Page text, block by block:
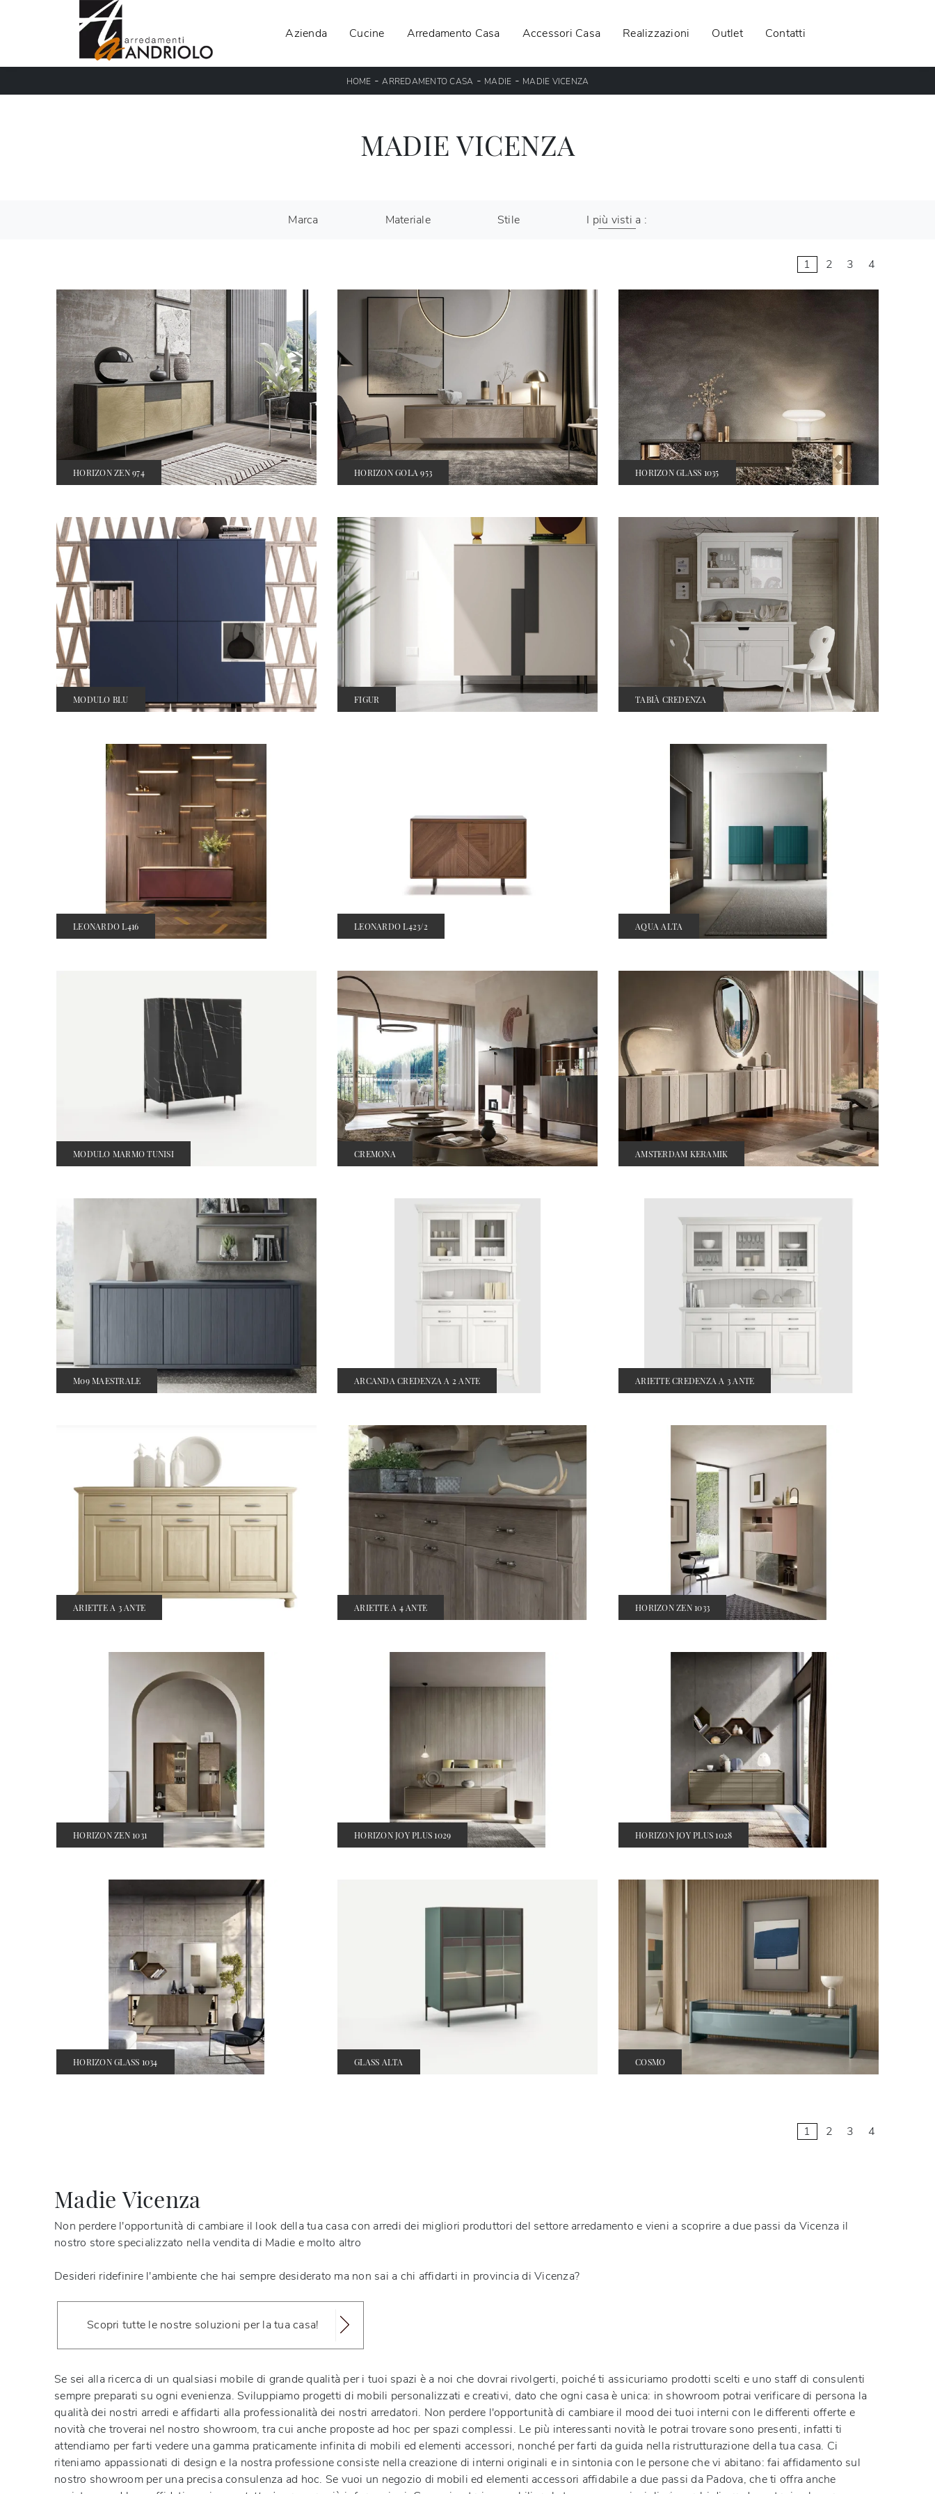
Azienda Cucine Arredamento Casa Accessori Casa Realizzazioni Outlet Contatti
HOME -ARREDAMENTO CASA - MADIE - MADIE VICENZA
MADIE VICENZA
Marca Materiale Stile I più visti a :
1 2 3 4
HORIZON ZEN 974 HORIZON GOLA 953 HORIZON GLASS 1035
MODULO BLU FIGUR TABIÀ CREDENZA
LEONARDO L416 LEONARDO L423/2 AQUA ALTA
MODULO MARMO TUNISI CREMONA AMSTERDAM KERAMIK
M09 MAESTRALE ARCANDA CREDENZA A 2 ANTE ARIETTE CREDENZA A 3 ANTE
ARIETTE A 3 ANTE ARIETTE A 4 ANTE HORIZON ZEN 1033
HORIZON ZEN 1031 HORIZON JOY PLUS 1029 HORIZON JOY PLUS 1028
HORIZON GLASS 1034 GLASS ALTA COSMO
1 2 3 4
Madie Vicenza
Non perdere l'opportunità di cambiare il look della tua casa con arredi dei migliori produttori del settore arredamento e vieni a scoprire a due passi da Vicenza il
nostro store specializzato nella vendita di Madie e molto altro
Desideri ridefinire l'ambiente che hai sempre desiderato ma non sai a chi affidarti in provincia di Vicenza?
Scopri tutte le nostre soluzioni per la tua casa!
Se sei alla ricerca di un qualsiasi mobile di grande qualità per i tuoi spazi è a noi che dovrai rivolgerti, poiché ti assicuriamo prodotti scelti e uno staff di consulenti
sempre preparati su ogni evenienza. Sviluppiamo progetti di mobili personalizzati e creativi, dato che ogni casa è unica: in showroom potrai verificare di persona la
qualità dei nostri arredi e affidarti alla professionalità dei nostri arredatori. Non perdere l'opportunità di cambiare il mood dei tuoi interni con le differenti offerte e
novità che troverai nel nostro showroom, tra cui anche proposte ad hoc per spazi complessi. Le più interessanti novità le potrai trovare sono presenti, infatti ti
attendiamo per farti vedere una gamma praticamente infinita di mobili ed elementi accessori, nonché per farti da guida nella ristrutturazione della tua casa. Ci
riteniamo appassionati di design e la nostra professione consiste nella creazione di interni originali e in sintonia con le persone che vi abitano: fai affidamento sul
nostro showroom per una precisa consulenza ad hoc. Se vuoi un negozio di mobili ed elementi accessori affidabile a due passi da Padova, che ti offra anche